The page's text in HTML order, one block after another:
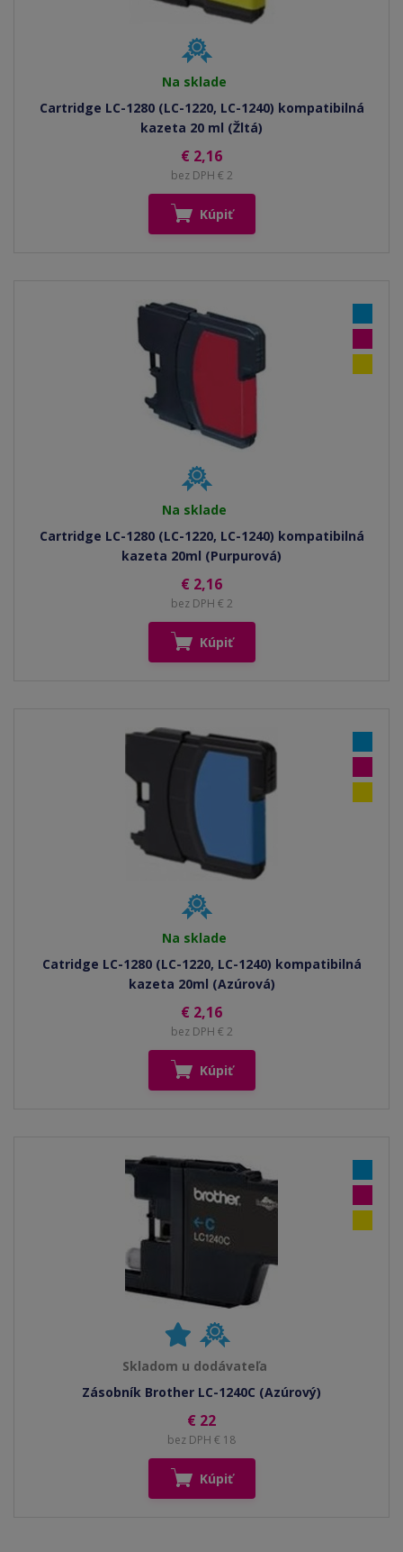
Na sklade
Cartridge LC-1280 (LC-1220, LC-1240) kompatibilná
kazeta 20 ml (Žltá)
€ 2,16
bez DPH € 2
Kúpiť
Na sklade
Cartridge LC-1280 (LC-1220, LC-1240) kompatibilná
kazeta 20ml (Purpurová)
€ 2,16
bez DPH € 2
Kúpiť
Na sklade
Catridge LC-1280 (LC-1220, LC-1240) kompatibilná
kazeta 20ml (Azúrová)
€ 2,16
bez DPH € 2
Kúpiť
Skladom u dodávateľa
Zásobník Brother LC-1240C (Azúrový)
€ 22
bez DPH € 18
Kúpiť